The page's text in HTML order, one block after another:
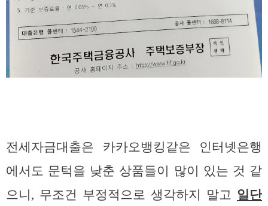
전세자금대출은 카카오뱅킹같은 인터넷은행
에서도 문턱을 낮춘 상품들이 많이 있는 것 같
으니, 무조건 부정적으로 생각하지 말고 일단